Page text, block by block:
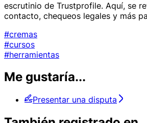
escrutinio de Trustprofile. Aquí, se
contacto, chequeos legales y más
#cremas
#cursos
#herramientas
Me gustaría...
Presentar una disputa